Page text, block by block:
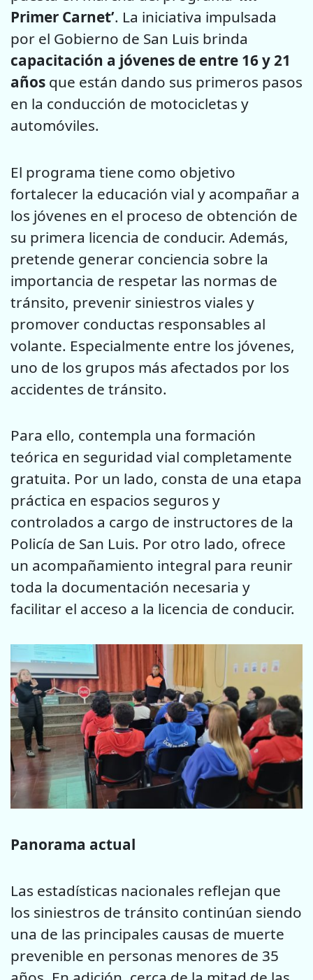
Primer Carnet’. La iniciativa impulsada
por el Gobierno de San Luis brinda
capacitación a jóvenes de entre 16 y 21
años que están dando sus primeros pasos
en la conducción de motocicletas y
automóviles.
El programa tiene como objetivo
fortalecer la educación vial y acompañar a
los jóvenes en el proceso de obtención de
su primera licencia de conducir. Además,
pretende generar conciencia sobre la
importancia de respetar las normas de
tránsito, prevenir siniestros viales y
promover conductas responsables al
volante. Especialmente entre los jóvenes,
uno de los grupos más afectados por los
accidentes de tránsito.
Para ello, contempla una formación
teórica en seguridad vial completamente
gratuita. Por un lado, consta de una etapa
práctica en espacios seguros y
controlados a cargo de instructores de la
Policía de San Luis. Por otro lado, ofrece
un acompañamiento integral para reunir
toda la documentación necesaria y
facilitar el acceso a la licencia de conducir.
Panorama actual
Las estadísticas nacionales reflejan que
los siniestros de tránsito continúan siendo
una de las principales causas de muerte
prevenible en personas menores de 35